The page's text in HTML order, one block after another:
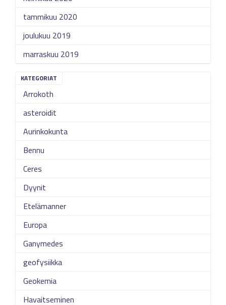
tammikuu 2020
joulukuu 2019
marraskuu 2019
KATEGORIAT
Arrokoth
asteroidit
Aurinkokunta
Bennu
Ceres
Dyynit
Etelämanner
Europa
Ganymedes
geofysiikka
Geokemia
Havaitseminen